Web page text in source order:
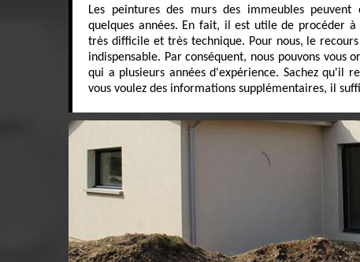
Les peintures des murs des immeubles
quelques années. En fait, il est utile de procéder
très difficile et très technique. Pour nous, le
indispensable. Par conséquent, nous pouvons vous
qui a plusieurs années d'expérience. Sachez qu'il
vous voulez des informations supplémentaires, il